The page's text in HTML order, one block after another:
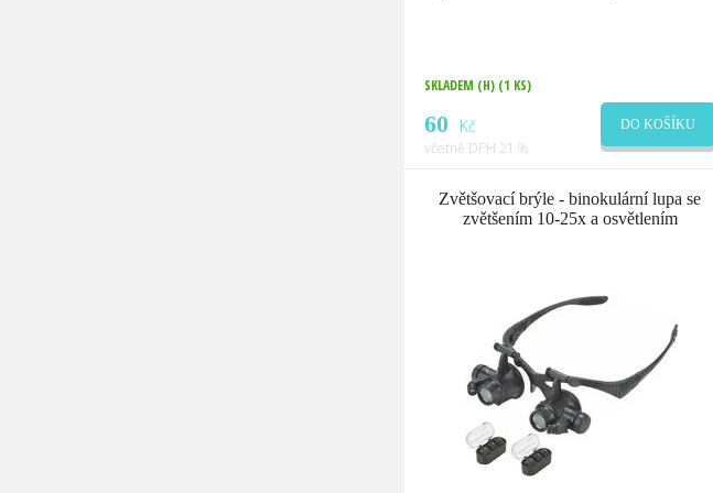
SKLADEM (H) (1 KS)
60 Kč
včetně DPH 21 %
DO KOŠÍKU
Zvětšovací brýle - binokulární lupa se
zvětšením 10-25x a osvětlením